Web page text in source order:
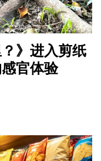
》进入剪纸
官体验